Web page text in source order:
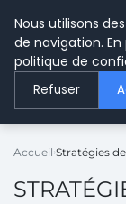
LE
Accueil Stratégies
Nous utilisons
de navigation.
politique de
Refuser